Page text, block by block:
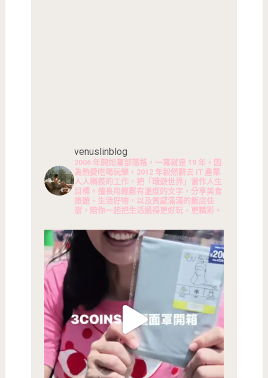
venuslinblog
2006 年開始寫部落格，一寫就是 19 年。因
為熱愛吃喝玩樂，2012 年毅然辭去 IT 產業
人人稱羨的工作，把「環遊世界」當作人生
目標。擅長用輕鬆有溫度的文字，分享美食
旅遊、生活好物，以及質感滿滿的飯店住
宿，陪你一起把生活過得更好玩、更精彩。